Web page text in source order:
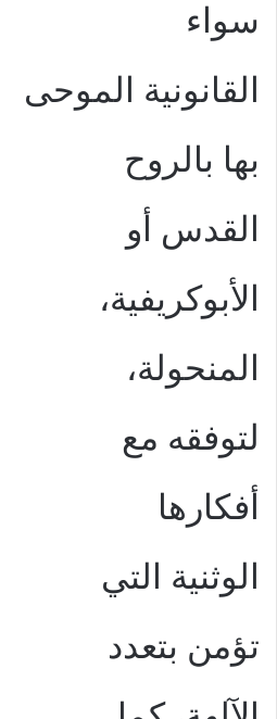
سواء
القانونية الموحى
بها بالروح
القدس أو
الأبوكريفية،
المنحولة،
لتوفقه مع
أفكارها
الوثنية التي
تؤمن بتعدد